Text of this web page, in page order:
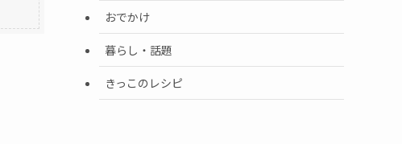
おでかけ
暮らし・話題
きっこのレシピ